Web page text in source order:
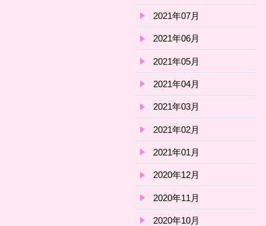
2021年07月
2021年06月
2021年05月
2021年04月
2021年03月
2021年02月
2021年01月
2020年12月
2020年11月
2020年10月